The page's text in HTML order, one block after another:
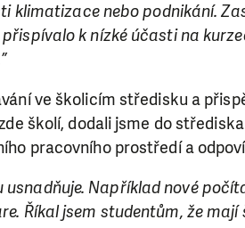
klimatizace nebo podnikání.
přispívalo k nízké účasti na
ve školicím středisku a
školí, dodali jsme do
pracovního prostředí a
usnadňuje. Například nové
Říkal jsem studentům, že